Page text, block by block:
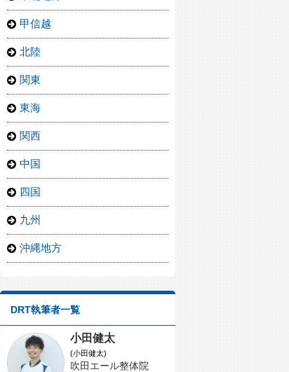
甲信越
北陸
関東
東海
関西
中国
四国
九州
沖縄地方
DRT執筆者一覧
小田健太
(小田健太)
吹田エール整体院